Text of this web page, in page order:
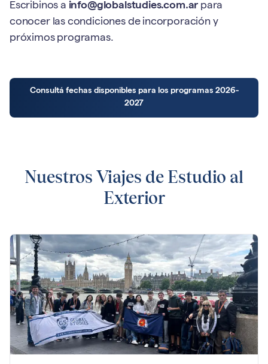
Escribinos a info@globalstudies.com.ar para
conocer las condiciones de incorporación y
próximos programas.
Consultá fechas disponibles para los programas 2026-
2027
Nuestros Viajes de Estudio al
Exterior